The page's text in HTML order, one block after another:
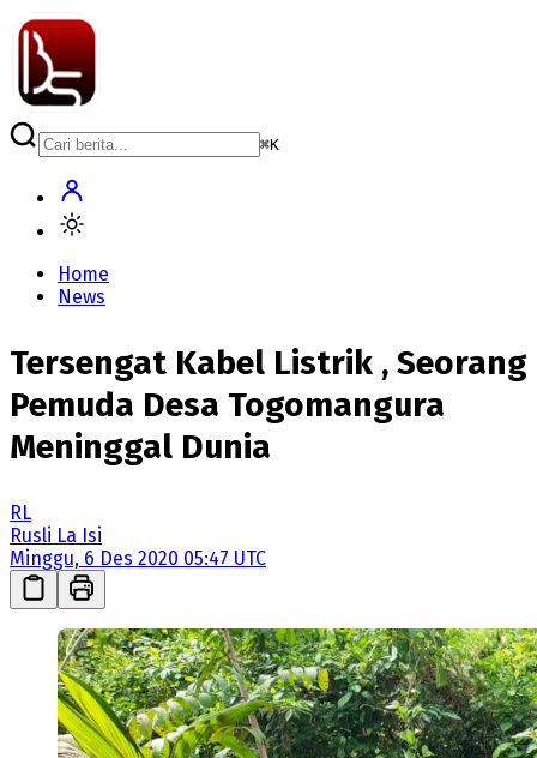
⌘K
Home
News
Tersengat Kabel Listrik , Seorang
Pemuda Desa Togomangura
Meninggal Dunia
RL
Rusli La Isi
Minggu, 6 Des 2020 05:47 UTC